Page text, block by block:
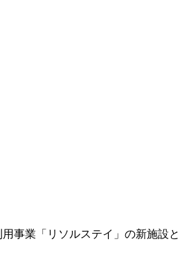
事業「リソルステイ」の新施設